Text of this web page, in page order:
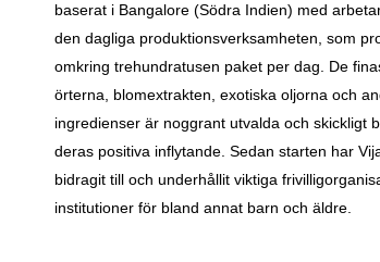
baserat i Bangalore (Södra Indien) med
den dagliga produktionsverksamheten, som
omkring trehundratusen paket per dag. De
örterna, blomextrakten, exotiska oljorna och
ingredienser är noggrant utvalda och skickligt
deras positiva inflytande. Sedan starten har
bidragit till och underhållit viktiga
institutioner för bland annat barn och äldre.